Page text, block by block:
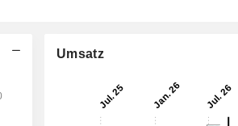
Umsatz